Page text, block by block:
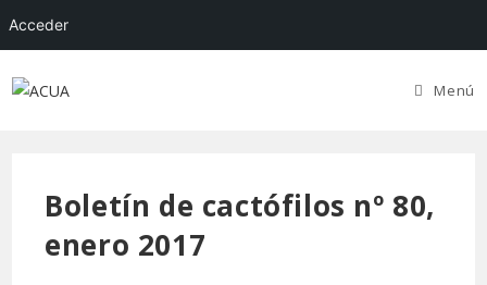
Acceder
Menú
Boletín de cactófilos nº 80,
enero 2017